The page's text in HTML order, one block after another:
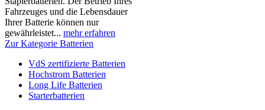
Fahrzeuges und die Lebensdauer
Ihrer Batterie können nur
gewährleistet... mehr erfahren
Zur Kategorie Batterien
VdS zertifizierte Batterien
Hochstrom Batterien
Long Life Batterien
Starterbatterien